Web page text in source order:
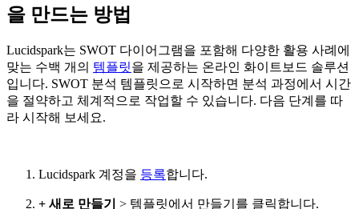
을 만드는 방법
Lucidspark는 SWOT 다이어그램을 포함해 다양한 활용 사례에
맞는 수백 개의 템플릿을 제공하는 온라인 화이트보드 솔루션
입니다. SWOT 분석 템플릿으로 시작하면 분석 과정에서 시간
을 절약하고 체계적으로 작업할 수 있습니다. 다음 단계를 따
라 시작해 보세요.
Lucidspark 계정을 등록합니다.
+ 새로 만들기 > 템플릿에서 만들기를 클릭합니다.